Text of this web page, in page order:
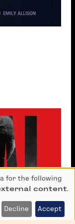
for the following
content.
Decline Accept